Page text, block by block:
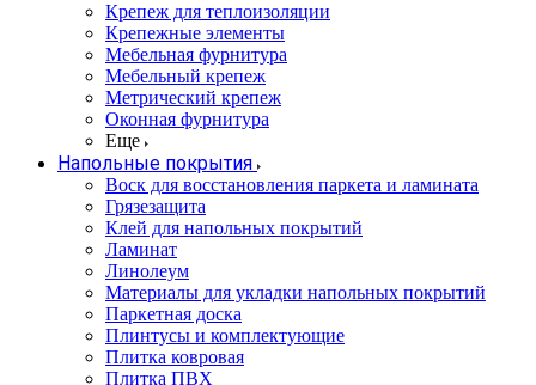
Крепеж для теплоизоляции
Крепежные элементы
Мебельная фурнитура
Мебельный крепеж
Метрический крепеж
Оконная фурнитура
Еще
Напольные покрытия
Воск для восстановления паркета и ламината
Грязезащита
Клей для напольных покрытий
Ламинат
Линолеум
Материалы для укладки напольных покрытий
Паркетная доска
Плинтусы и комплектующие
Плитка ковровая
Плитка ПВХ